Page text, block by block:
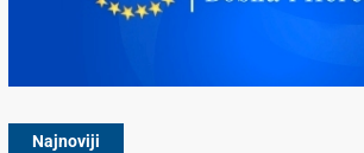
Najnoviji